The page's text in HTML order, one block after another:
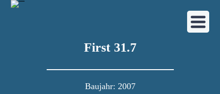
First 31.7
Baujahr: 2007